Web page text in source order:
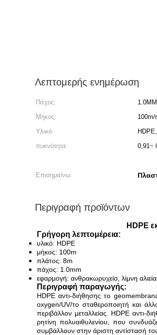
Λεπτομερής ενημέρωση
Πάχος: 1.0MM
Μήκος:
100m/
Υλικό:
πυκνότητα:
0,91~
Επισημαίνω:
Περιγραφή προϊόντων
HDPE
Γρήγορη λεπτομέρεια:
υλικό: HDPE
μήκος: 100m
πλάτος: 8m
πάχος: 1.0mm
εφαρμογή: ανθρακωρυχείο, λίμνη
Περιγραφή παραγωγής:
HDPE αντι-διήθησης το
oxygen/UV/το σταθεροποιητή και
περιβάλλον μεταλλείας. HDPE αντι-
ρητίνη πολυαιθυλενίου, που
συμβάλλουν στην άριστη αντίστασή